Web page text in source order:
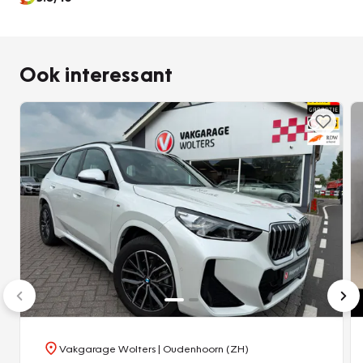
wordt manoeuvreren in smalle straatjes ineens veel
comfortabel. De snelheidsregelaar houdt automatisch
afstand tot het voertuig dat voor u rijdt. In de file rijden vreet
concentratie. Daarom komt de file assistent te hulp om
veilig afstand te houden en automatisch te stoppen als uw
voorligger stilstaat. Een veiligheidsverhogende optie is de
ingebouwde spraakbediening. Terwijl u uw ogen op de
weg houdt, bedient u de auto met uw stem. De BMW is
standaard voorzien van: connected drive services,
premium audiosysteem, full map navigatiesysteem,
achteropkomend verkeer waarschuwing, kruisend verkeer
detectie en automatische airconditioning.
Ook interessant
Vakgarage Wolters| Oudenhoorn (ZH)